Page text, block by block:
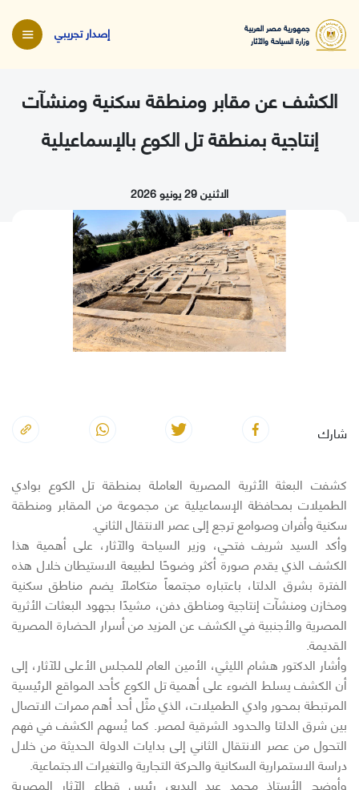
جمهورية مصر العربية
وزارة السياحة والآثار
إصدار تجريبي
الكشف عن مقابر ومنطقة سكنية ومنشآت
إنتاجية بمنطقة تل الكوع بالإسماعيلية
الاثنين 29 يونيو 2026
شارك
كشفت البعثة الأثرية المصرية العاملة بمنطقة تل الكوع بوادي
الطميلات بمحافظة الإسماعيلية عن مجموعة من المقابر ومنطقة
سكنية وأفران وصوامع ترجع إلى عصر الانتقال الثاني.
وأكد السيد شريف فتحي، وزير السياحة والآثار، على أهمية هذا
الكشف الذي يقدم صورة أكثر وضوحًا لطبيعة الاستيطان خلال هذه
الفترة بشرق الدلتا، باعتباره مجتمعاً متكاملًا يضم مناطق سكنية
ومخازن ومنشآت إنتاجية ومناطق دفن، مشيدًا بجهود البعثات الأثرية
المصرية والأجنبية في الكشف عن المزيد من أسرار الحضارة المصرية
القديمة.
وأشار الدكتور هشام الليثي، الأمين العام للمجلس الأعلى للآثار، إلى
أن الكشف يسلط الضوء على أهمية تل الكوع كأحد المواقع الرئيسية
المرتبطة بمحور وادي الطميلات، الذي مثّل أحد أهم ممرات الاتصال
بين شرق الدلتا والحدود الشرقية لمصر. كما يُسهم الكشف في فهم
التحول من عصر الانتقال الثاني إلى بدايات الدولة الحديثة من خلال
دراسة الاستمرارية السكانية والحركة التجارية والتغيرات الاجتماعية.
وأوضح الأستاذ محمد عبد البديع، رئيس قطاع الآثار المصرية